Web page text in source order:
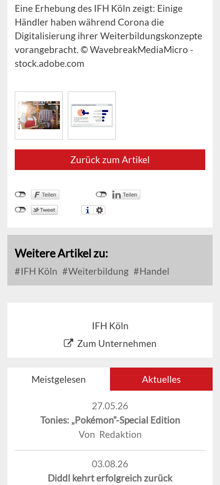
Eine Erhebung des IFH Köln zeigt: Einige
Händler haben während Corona die
Digitalisierung ihrer Weiterbildungskonzepte
vorangebracht. © WavebreakMediaMicro -
stock.adobe.com
Zurück zum Artikel
Weitere Artikel zu:
IFH Köln Weiterbildung Handel
IFH Köln
Zum Unternehmen
Meistgelesen Aktuelles
27.05.26
Tonies: „Pokémon“-Special Edition
Von Redaktion
03.08.26
Diddl kehrt erfolgreich zurück